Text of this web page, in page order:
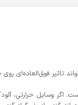
تاثیر فوق‌العاده‌ای روی
موجود در بازار، بهترین گزینه برای مو‌های شکننده و نازک، شامپو گیاهی